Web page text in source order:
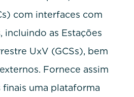
com interfaces com
incluindo as Estações
UxV (GCSs), bem
Fornece assim
uma plataforma